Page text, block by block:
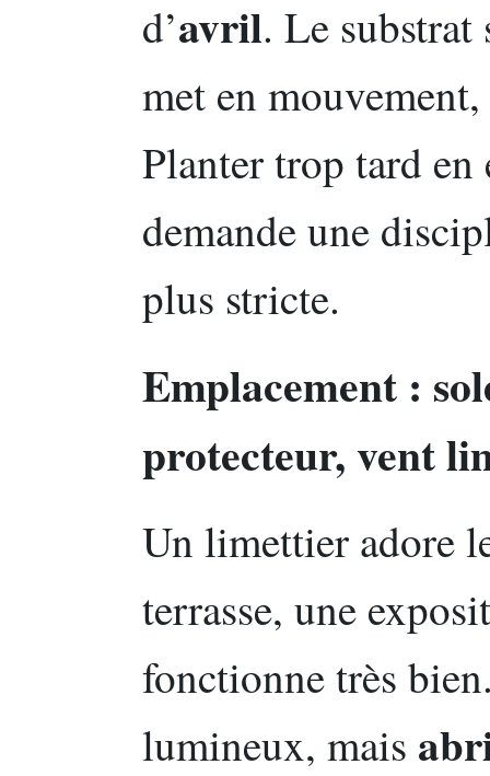
d’avril. Le substrat
met en
Planter trop tard en
demande une
plus stricte.
Emplacement :
protecteur, vent
Un limettier adore
terrasse, une
fonctionne très
lumineux, mais